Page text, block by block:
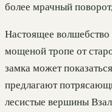
более мрачный
Настоящее волшебство
мощеной тропе от
замка может
предлагают
лесистые вершины